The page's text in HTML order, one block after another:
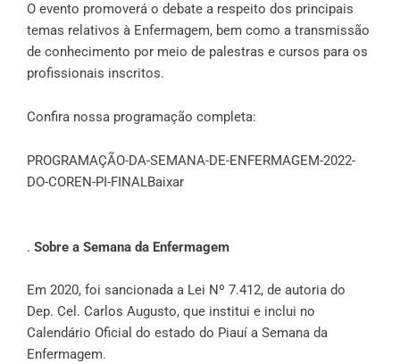
O evento promoverá o debate a respeito dos principais
temas relativos à Enfermagem, bem como a transmissão
de conhecimento por meio de palestras e cursos para os
profissionais inscritos.
Confira nossa programação completa:
PROGRAMAÇÃO-DA-SEMANA-DE-ENFERMAGEM-2022-
DO-COREN-PI-FINALBaixar
. Sobre a Semana da Enfermagem
Em 2020, foi sancionada a Lei Nº 7.412, de autoria do
Dep. Cel. Carlos Augusto, que institui e inclui no
Calendário Oficial do estado do Piauí a Semana da
Enfermagem.